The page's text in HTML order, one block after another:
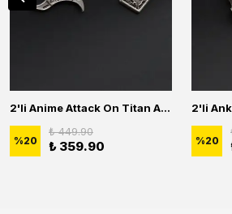
2'li Anime Attack On Titan Acrylic Maria Anime Naruto Erkek Kadın Kolye Seti
%20
₺ 449.90
₺ 359.90 %20